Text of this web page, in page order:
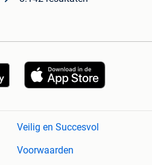
Veilig en Succesvol
Voorwaarden